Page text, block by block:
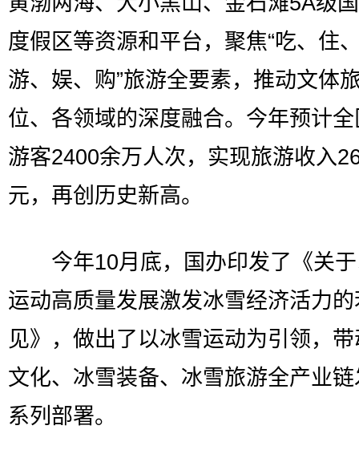
度假区等资源和平台，聚焦“吃、住
游、娱、购”旅游全要素，推动文体
位、各领域的深度融合。今年预计
游客2400余万人次，实现旅游收入
元，再创历史新高。
今年10月底，国办印发了《关于
运动高质量发展激发冰雪经济活力
见》，做出了以冰雪运动为引领，
文化、冰雪装备、冰雪旅游全产业
系列部署。